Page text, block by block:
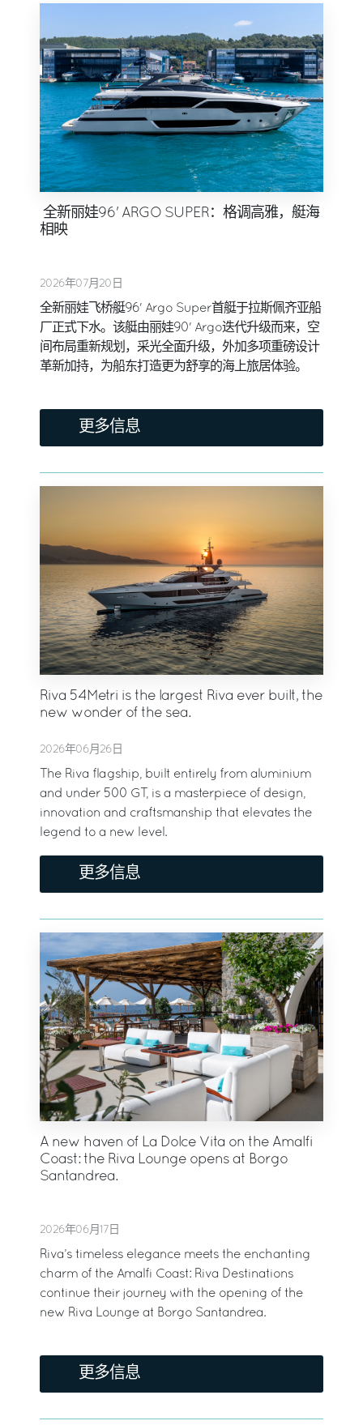
全新丽娃96' ARGO SUPER：格调高雅，艇海
相映
2026年07月20日
全新丽娃飞桥艇96' Argo Super首艇于拉斯佩齐亚船
厂正式下水。该艇由丽娃90' Argo迭代升级而来，空
间布局重新规划，采光全面升级，外加多项重磅设计
革新加持，为船东打造更为舒享的海上旅居体验。
更多信息
Riva 54Metri is the largest Riva ever built, the
new wonder of the sea.
2026年06月26日
The Riva flagship, built entirely from aluminium
and under 500 GT, is a masterpiece of design,
innovation and craftsmanship that elevates the
legend to a new level.
更多信息
A new haven of La Dolce Vita on the Amalfi
Coast: the Riva Lounge opens at Borgo
Santandrea.
2026年06月17日
Riva’s timeless elegance meets the enchanting
charm of the Amalfi Coast: Riva Destinations
continue their journey with the opening of the
new Riva Lounge at Borgo Santandrea.
更多信息